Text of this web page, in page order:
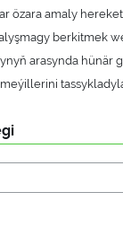
özara amaly
berkitmek
arasynda hünär